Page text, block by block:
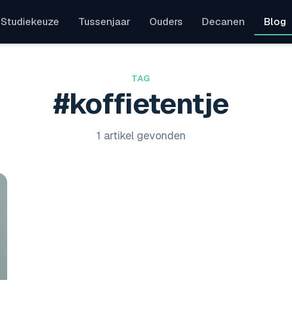
Studiekeuze Tussenjaar Ouders Decanen Blog
TAG
#koffietentje
1 artikel gevonden